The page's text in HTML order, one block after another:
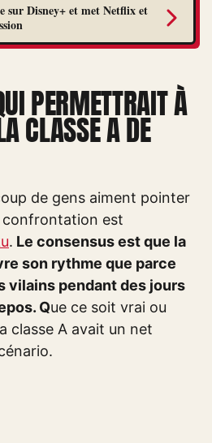
sur Disney+ et met Netflix et
PERMETTRAIT À
CLASSE A DE
de gens aiment pointer
est
. Le consensus est que la
son rythme que parce
vilains pendant des jours
Que ce soit vrai ou
classe A avait un net